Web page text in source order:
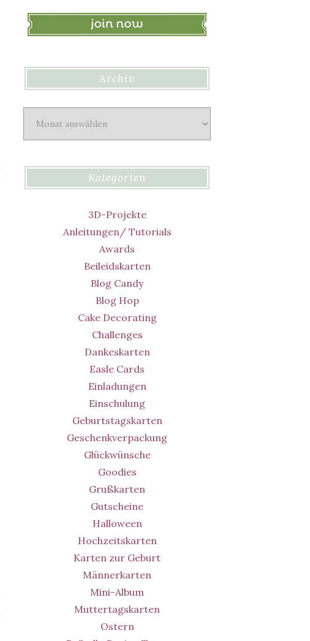
Archiv
Kategorien
3D-Projekte
Anleitungen/ Tutorials
Awards
Beileidskarten
Blog Candy
Blog Hop
Cake Decorating
Challenges
Dankeskarten
Easle Cards
Einladungen
Einschulung
Geburtstagskarten
Geschenkverpackung
Glückwünsche
Goodies
Grußkarten
Gutscheine
Halloween
Hochzeitskarten
Karten zur Geburt
Männerkarten
Mini-Album
Muttertagskarten
Ostern